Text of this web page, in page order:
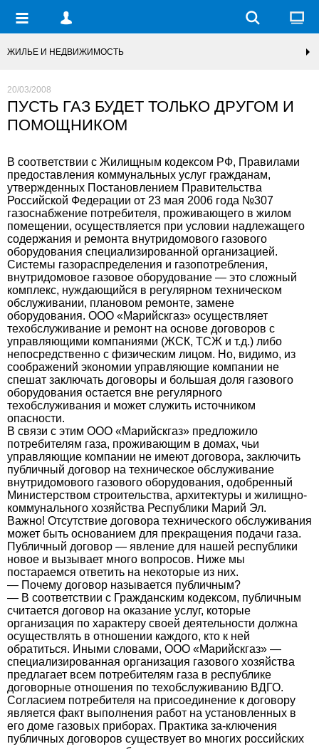
ЖИЛЬЕ И НЕДВИЖИМОСТЬ
20/03/2008
ПУСТЬ ГАЗ БУДЕТ ТОЛЬКО ДРУГОМ И
ПОМОЩНИКОМ
В соответствии с Жилищным кодексом РФ, Правилами
предоставления коммунальных услуг гражданам,
утвержденных Постановлением Правительства
Российской Федерации от 23 мая 2006 года №307
газоснабжение потребителя, проживающего в жилом
помещении, осуществляется при условии надлежащего
содержания и ремонта внутридомового газового
оборудования специализированной организацией.
Системы газораспределения и газопотребления,
внутридомовое газовое оборудование — это сложный
комплекс, нуждающийся в регулярном техническом
обслуживании, плановом ремонте, замене
оборудования. ООО «Марийскгаз» осуществляет
техобслуживание и ремонт на основе договоров с
управляющими компаниями (ЖСК, ТСЖ и т.д.) либо
непосредственно с физическим лицом. Но, видимо, из
соображений экономии управляющие компании не
спешат заключать договоры и большая доля газового
оборудования остается вне регулярного
техобслуживания и может служить источником
опасности.
В связи с этим ООО «Марийскгаз» предложило
потребителям газа, проживающим в домах, чьи
управляющие компании не имеют договора, заключить
публичный договор на техническое обслуживание
внутридомового газового оборудования, одобренный
Министерством строительства, архитектуры и жилищно-
коммунального хозяйства Республики Марий Эл.
Важно! Отсутствие договора технического обслуживания
может быть основанием для прекращения подачи газа.
Публичный договор — явление для нашей республики
новое и вызывает много вопросов. Ниже мы
постараемся ответить на некоторые из них.
— Почему договор называется публичным?
— В соответствии с Гражданским кодексом, публичным
считается договор на оказание услуг, которые
организация по характеру своей деятельности должна
осуществлять в отношении каждого, кто к ней
обратиться. Иными словами, ООО «Марийскгаз» —
специализированная организация газового хозяйства
предлагает всем потребителям газа в республике
договорные отношения по техобслуживанию ВДГО.
Согласием потребителя на присоединение к договору
является факт выполнения работ на установленных в
его доме газовых приборах. Практика за-ключения
публичных договоров существует во многих российских